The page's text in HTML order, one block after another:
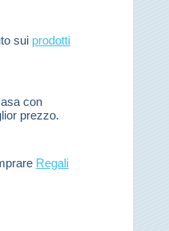
sui prodotti
con
prezzo.
Regali